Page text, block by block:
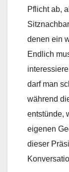
Pflicht ab,
denen ein
Endlich
darf man
während
entstünde,
eigenen
dieser